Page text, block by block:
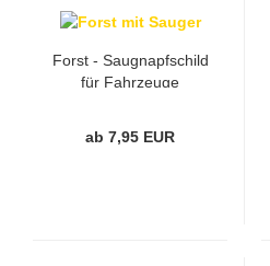
Forst - Saugnapfschild
für Fahrzeuge
ab 7,95 EUR